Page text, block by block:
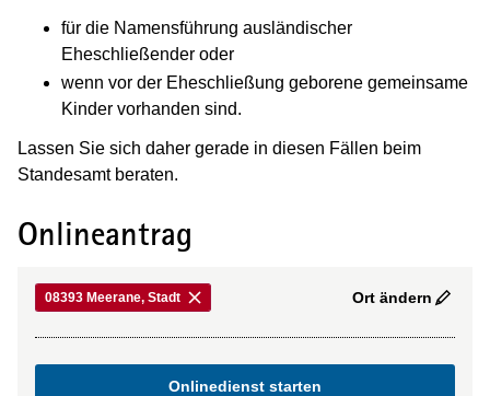
für die Namensführung ausländischer
Eheschließender oder
wenn vor der Eheschließung geborene gemeinsame
Kinder vorhanden sind.
Lassen Sie sich daher gerade in diesen Fällen beim
Standesamt beraten.
Onlineantrag
08393 Meerane, Stadt Ort ändern
Onlinedienst starten